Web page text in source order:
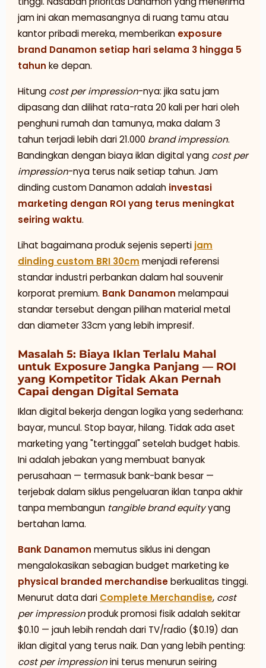
jam ini akan memasangnya di ruang tamu atau
kantor pribadi mereka, memberikan exposure
brand Danamon setiap hari selama 3 hingga 5
tahun ke depan.
Hitung cost per impression-nya: jika satu jam
dipasang dan dilihat rata-rata 20 kali per hari oleh
penghuni rumah dan tamunya, maka dalam 3
tahun terjadi lebih dari 21.000 brand impression.
Bandingkan dengan biaya iklan digital yang cost per
impression-nya terus naik setiap tahun. Jam
dinding custom Danamon adalah investasi
marketing dengan ROI yang terus meningkat
seiring waktu.
Lihat bagaimana produk sejenis seperti jam
dinding custom BRI 30cm menjadi referensi
standar industri perbankan dalam hal souvenir
korporat premium. Bank Danamon melampaui
standar tersebut dengan pilihan material metal
dan diameter 33cm yang lebih impresif.
Masalah 5: Biaya Iklan Terlalu Mahal
untuk Exposure Jangka Panjang — ROI
yang Kompetitor Tidak Akan Pernah
Capai dengan Digital Semata
Iklan digital bekerja dengan logika yang sederhana:
bayar, muncul. Stop bayar, hilang. Tidak ada aset
marketing yang "tertinggal" setelah budget habis.
Ini adalah jebakan yang membuat banyak
perusahaan — termasuk bank-bank besar —
terjebak dalam siklus pengeluaran iklan tanpa akhir
tanpa membangun tangible brand equityyang
bertahan lama.
Bank Danamon memutus siklus ini dengan
mengalokasikan sebagian budget marketing ke
physical branded merchandiseberkualitas tinggi.
Menurut data dari Complete Merchandise, cost
per impressionproduk promosi fisik adalah sekitar
$0.10 — jauh lebih rendah dari TV/radio ($0.19) dan
iklan digital yang terus naik. Dan yang lebih penting:
cost per impressionini terus menurun seiring